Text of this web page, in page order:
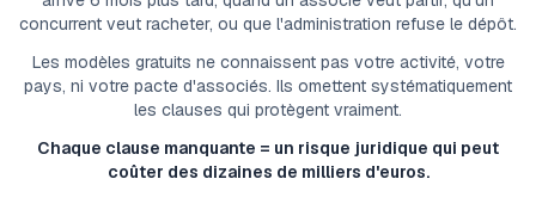
concurrent veut racheter, ou que l'administration refuse le dépôt.
Les modèles gratuits ne connaissent pas votre activité, votre
pays, ni votre pacte d'associés. Ils omettent systématiquement
les clauses qui protègent vraiment.
Chaque clause manquante = un risque juridique qui peut
coûter des dizaines de milliers d'euros.